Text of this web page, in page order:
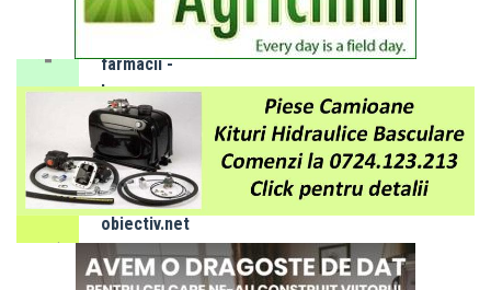
Program
farmacii -
luna
AUGUST
Adaugă
obiectiv.net
ca sursă
preferată